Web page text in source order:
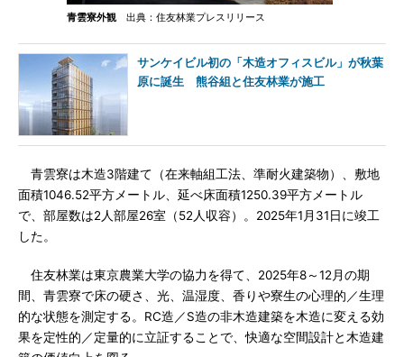
青雲寮外観 出典：住友林業プレスリリース
サンケイビル初の「木造オフィスビル」が秋葉
原に誕生 熊谷組と住友林業が施工
青雲寮は木造3階建て（在来軸組工法、準耐火建築物）、敷地
面積1046.52平方メートル、延べ床面積1250.39平方メートル
で、部屋数は2人部屋26室（52人収容）。2025年1月31日に竣工
した。
住友林業は東京農業大学の協力を得て、2025年8～12月の期
間、青雲寮で床の硬さ、光、温湿度、香りや寮生の心理的／生理
的な状態を測定する。RC造／S造の非木造建築を木造に変える効
果を定性的／定量的に立証することで、快適な空間設計と木造建